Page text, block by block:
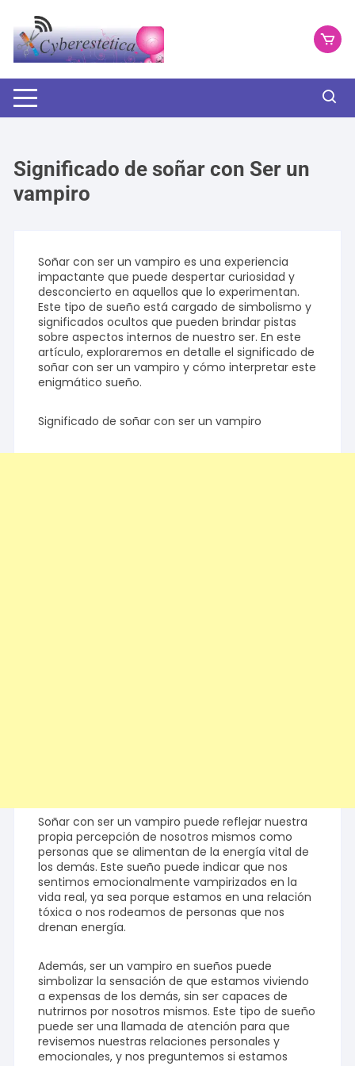
contenido
Significado de soñar con Ser un
vampiro
Soñar con ser un vampiro es una experiencia
impactante que puede despertar curiosidad y
desconcierto en aquellos que lo experimentan.
Este tipo de sueño está cargado de simbolismo y
significados ocultos que pueden brindar pistas
sobre aspectos internos de nuestro ser. En este
artículo, exploraremos en detalle el significado de
soñar con ser un vampiro y cómo interpretar este
enigmático sueño.
Significado de soñar con ser un vampiro
Soñar con ser un vampiro puede reflejar nuestra
propia percepción de nosotros mismos como
personas que se alimentan de la energía vital de
los demás. Este sueño puede indicar que nos
sentimos emocionalmente vampirizados en la
vida real, ya sea porque estamos en una relación
tóxica o nos rodeamos de personas que nos
drenan energía.
Además, ser un vampiro en sueños puede
simbolizar la sensación de que estamos viviendo
a expensas de los demás, sin ser capaces de
nutrirnos por nosotros mismos. Este tipo de sueño
puede ser una llamada de atención para que
revisemos nuestras relaciones personales y
emocionales, y nos preguntemos si estamos